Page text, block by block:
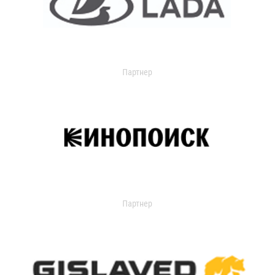
Партнер
Партнер